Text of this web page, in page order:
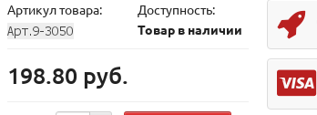
Артикул товара:
Доступность:
Товар в наличии
198.80 руб.